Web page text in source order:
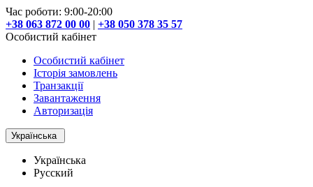
Час роботи: 9:00-20:00
+38 063 872 00 00 | +38 050 378 35 57
Особистий кабінет
Особистий кабінет
Історія замовлень
Транзакції
Завантаження
Авторизація
Українська
Українська
Русский